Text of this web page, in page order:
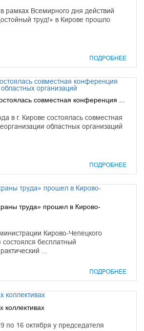
рамках Всемирного дня действий
труд!» в Кирове прошло
ПОДРОБНЕЕ
совместная конференция ...
в г. Кирове состоялась совместная
областных организаций
ПОДРОБНЕЕ
труда» прошел в Кирово-
Кирово-Чепецкого
состоялся бесплатный
...
ПОДРОБНЕЕ
коллективах
по 16 октября у председателя